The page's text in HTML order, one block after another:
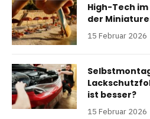
High-Tech
der
15 Februar 2026
ist besser?
15 Februar 2026